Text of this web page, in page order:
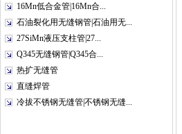
16Mn低合金管|16Mn合...
石油裂化用无缝钢管|石油用无...
27SiMn液压支柱管|27...
Q345无缝钢管|Q345合...
热扩无缝管
直缝焊管
冷拔不锈钢无缝管|不锈钢无缝...